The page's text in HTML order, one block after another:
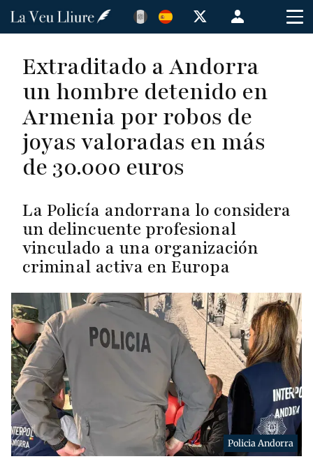
Pasar
principal
Menú
de
de
usuario
Extraditado a Andorra
un hombre detenido en
Armenia por robos de
joyas valoradas en más
de 30.000 euros
La Policía andorrana lo considera
un delincuente profesional
vinculado a una organización
criminal activa en Europa
Policia Andorra